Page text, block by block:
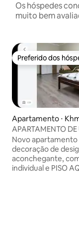
Os hóspedes
muito bem
Preferido dos
Preferido dos
Apartamento ⋅
APARTAMENTO
DESIGN DE
Novo
decoração de
aconchegante,
individual e PISO